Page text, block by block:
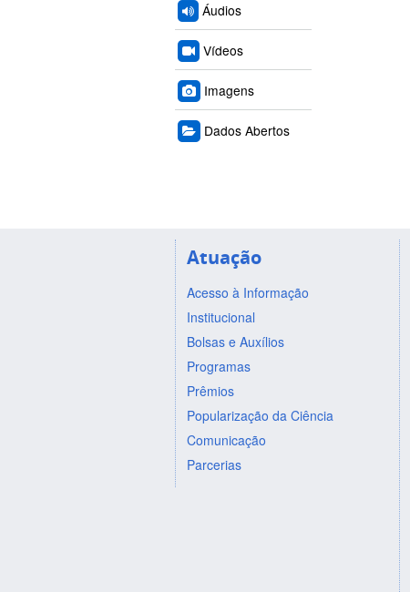
Áudios
Vídeos
Imagens
Dados Abertos
Atuação
Acesso à Informação
Institucional
Bolsas e Auxílios
Programas
Prêmios
Popularização da Ciência
Comunicação
Parcerias